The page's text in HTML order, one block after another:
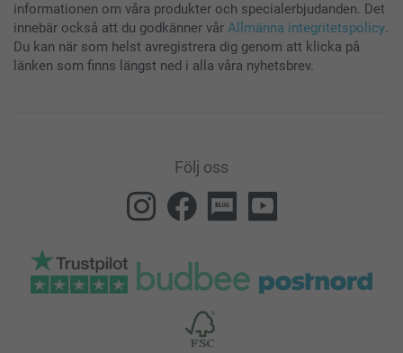
informationen om våra produkter och specialerbjudanden. Det
innebär också att du godkänner vår Allmänna integritetspolicy.
Du kan när som helst avregistrera dig genom att klicka på
länken som finns längst ned i alla våra nyhetsbrev.
Följ oss